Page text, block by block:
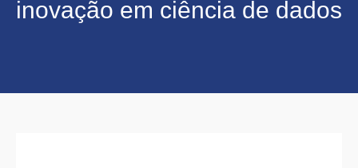
inovação em ciência de dados